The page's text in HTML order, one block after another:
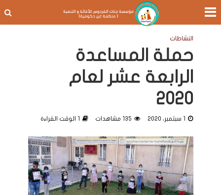
النشاطات
حملة المساعدة
الرابعة عشر لعام
2020
1 سبتمبر، 2020 135 مشاهدات 1 الوقت القراءة